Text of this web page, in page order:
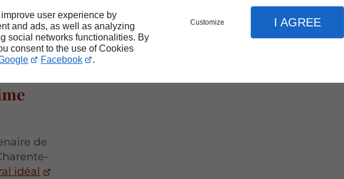
user experience by
and ads, as well as analyzing
social networks functionalities. By
consent to the use of Cookies
Facebook .
Customize I AGREE
votre
de
idéal